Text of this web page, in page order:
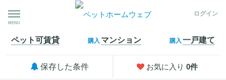
MENU
ログイン
ペット可賃貸 購入 マンション 購入 一戸建て
保存した条件 お気に入り 0件